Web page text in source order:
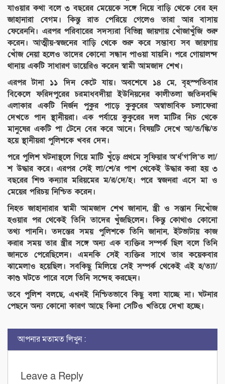
যাওয়ার কথা বলে ৩ বছরের মেয়েকে সঙ্গে নিয়ে বাড়ি থেকে বের হন
জাহানারা বেগম। কিন্তু রাত পেরিয়ে গেলেও তারা আর বাসায়
ফেরেননি। এরপর পরিবারের সদস্যরা বিভিন্ন জায়গায় খোঁজাখুঁজি শুরু
করেন। আত্মীয়-স্বজনের বাড়ি থেকে শুরু করে সম্ভাব্য সব জায়গায়
খোঁজ নেয়া হলেও তাদের কোনো সন্ধান পাওয়া যায়নি। পরে গোয়ালন্দ
থানায় একটি সাধারণ ডায়েরিও করেন স্বামী আমজাদ শেখ।
এরপর টানা ১১ দিন কেটে যায়। অবশেষে ১৪ মে, বৃহস্পতিবার
বিকেলে ফরিদপুরের চরমাধবদীয়া ইউনিয়নের কালীতলা জতিনবদ্দি
এলাকার একটি নির্জন পুকুর পাড়ে কুকুরের অস্বাভাবিক চলাফেরা
দেখতে পান স্থানীয়রা। এক পর্যায়ে কুকুরের দল মাটির নিচ থেকে
মানুষের একটি পা টেনে বের করে আনে। বিষয়টি দেখে আ/ত/ঙ্কি/ত
হয়ে স্থানীয়রা পুলিশকে খবর দেন।
পরে পুলিশ ঘটনাস্থলে গিয়ে মাটি খুঁড়ে প্রথমে সুফিয়ার অ’র্ধ’গ’লি’ত লা/
শ উদ্ধার করে। এরপর সেই লা/শে/র পাশ থেকেই উদ্ধার করা হয় ৩
বছরের শিশু কন্যার মরিয়মের ম/র/দে/হ। পরে স্বজনরা এসে মা ও
মেয়ের পরিচয় নিশ্চিত করেন।
নিহত জাহানারার স্বামী আমজাদ শেখ জানান, স্ত্রী ও সন্তান নিখোঁজ
হওয়ার পর থেকেই তিনি তাদের খুঁজছিলেন। কিন্তু কোথাও কোনো
তথ্য পাননি। তদন্তের সময় পুলিশকে তিনি জানান, ইটভাটায় কাজ
করার সময় তার স্ত্রীর সঙ্গে অন্য এক ব্যক্তির সম্পর্ক ছিল বলে তিনি
জানতে পেরেছিলেন। এমনকি সেই ব্যক্তির সাথে তার কয়েকবার
ঝামেলাও হয়েছিল। সবকিছু মিলিয়ে সেই সম্পর্ক থেকেই এই হ/ত্যা/
কাণ্ড ঘটতে পারে বলে তিনি সন্দেহ করছেন।
তবে পুলিশ বলছে, এখনই নিশ্চিতভাবে কিছু বলা যাচ্ছে না। ঘটনার
পেছনে অন্য কোনো কারণ আছে কিনা সেটিও খতিয়ে দেখা হচ্ছে।
আপনার মতামত লিখুন :
Leave a Reply